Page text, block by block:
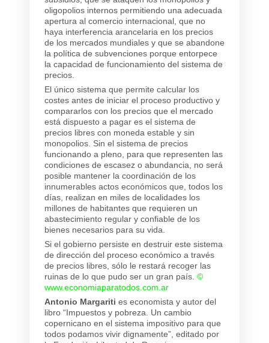
oligopolios internos permitiendo una adecuada
apertura al comercio internacional, que no
haya interferencia arancelaria en los precios
de los mercados mundiales y que se abandone
la política de subvenciones porque entorpece
la capacidad de funcionamiento del sistema de
precios.
El único sistema que permite calcular los
costes antes de iniciar el proceso productivo y
compararlos con los precios que el mercado
está dispuesto a pagar es el sistema de
precios libres con moneda estable y sin
monopolios. Sin el sistema de precios
funcionando a pleno, para que representen las
condiciones de escasez o abundancia, no será
posible mantener la coordinación de los
innumerables actos económicos que, todos los
días, realizan en miles de localidades los
millones de habitantes que requieren un
abastecimiento regular y confiable de los
bienes necesarios para su vida.
Si el gobierno persiste en destruir este sistema
de dirección del proceso económico a través
de precios libres, sólo le restará recoger las
ruinas de lo que pudo ser un gran país. ©
www.economiaparatodos.com.ar
Antonio Margariti es economista y autor del
libro “Impuestos y pobreza. Un cambio
copernicano en el sistema impositivo para que
todos podamos vivir dignamente”, editado por